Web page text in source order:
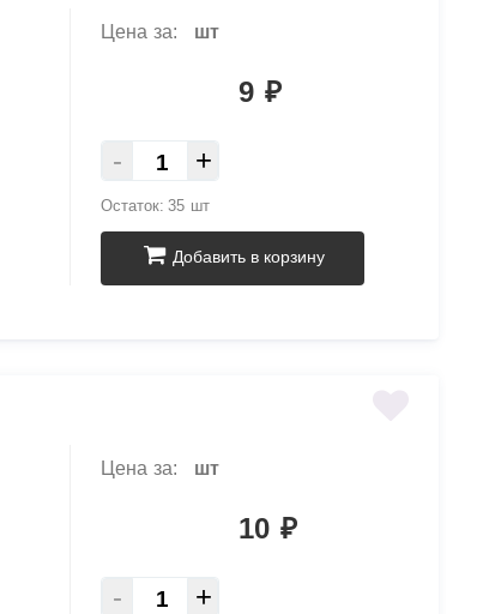
Цена за: шт
9 ₽
- +
Остаток: 35 шт
Добавить в корзину
Цена за: шт
10 ₽
- +